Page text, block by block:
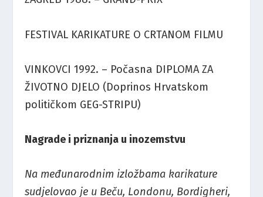
FESTIVAL KARIKATURE O CRTANOM FILMU
VINKOVCI 1992. – Počasna DIPLOMA ZA
ŽIVOTNO DJELO (Doprinos Hrvatskom
političkom GEG-STRIPU)
Nagrade i priznanja u inozemstvu
Na međunarodnim izložbama karikature
sudjelovao je u Beču, Londonu, Bordigheri,